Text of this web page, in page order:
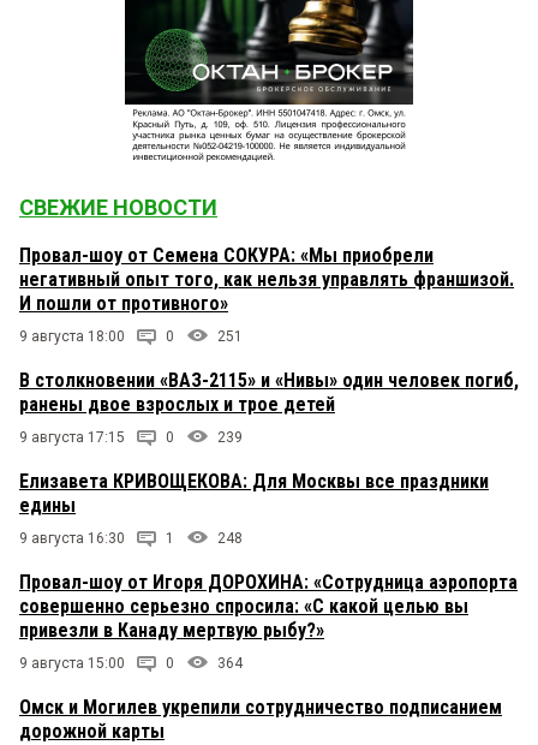
СВЕЖИЕ НОВОСТИ
Провал-шоу от Семена СОКУРА: «Мы приобрели
негативный опыт того, как нельзя управлять франшизой.
И пошли от противного»
9 августа 18:00 0 251
В столкновении «ВАЗ-2115» и «Нивы» один человек погиб,
ранены двое взрослых и трое детей
9 августа 17:15 0 239
Елизавета КРИВОЩЕКОВА: Для Москвы все праздники
едины
9 августа 16:30 1 248
Провал-шоу от Игоря ДОРОХИНА: «Сотрудница аэропорта
совершенно серьезно спросила: «С какой целью вы
привезли в Канаду мертвую рыбу?»
9 августа 15:00 0 364
Омск и Могилев укрепили сотрудничество подписанием
дорожной карты